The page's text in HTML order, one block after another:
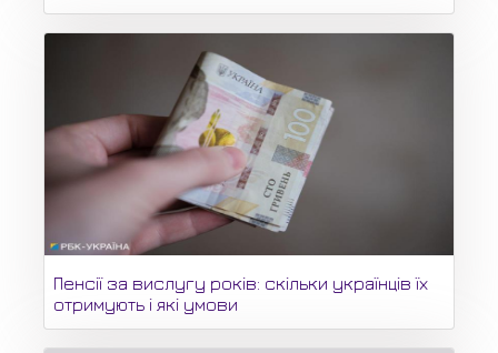
Пенсії за вислугу років: скільки українців їх
отримують і які умови